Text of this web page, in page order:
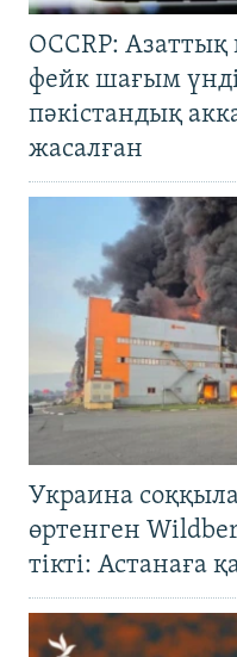
OCCRP:
фейк шағым
пәкістандық
жасалған
Украина
өртенген
тікті: Астанаға